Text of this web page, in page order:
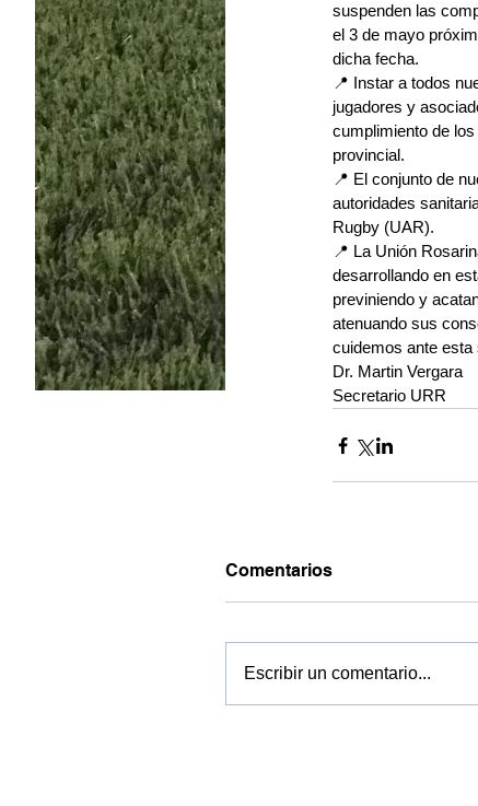
suspenden las
el 3 de mayo
dicha fecha.
📍 Instar a todos
jugadores y
cumplimiento de
provincial.
📍 El conjunto de
autoridades
Rugby (UAR).
📍 La Unión
desarrollando en
previniendo y
atenuando sus
cuidemos ante esta
Dr. Martin Vergara
Secretario URR
Comentarios
Escribir un comentario...